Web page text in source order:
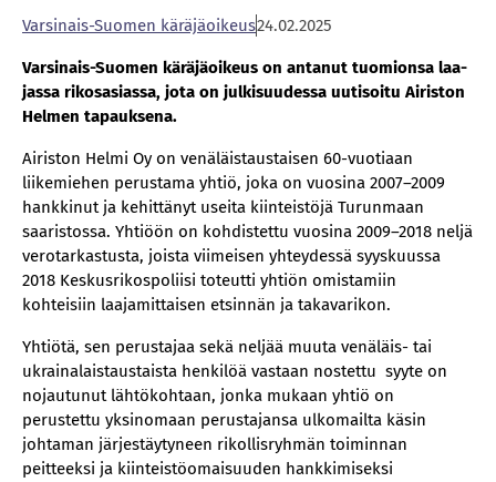
Var­si­nais-Suo­men kä­rä­jä­oi­keus24.02.2025
Var­si­nais-Suo­men kä­rä­jä­oi­keus on an­ta­nut tuo­mion­sa laa­
jas­sa ri­kos­asias­sa, jota on julkisuudessa uutisoitu Airiston
Helmen tapauksena.
Airiston Helmi Oy on venäläistaustaisen 60-vuotiaan
liikemiehen perustama yhtiö, joka on vuosina 2007–2009
hankkinut ja kehittänyt useita kiinteistöjä Turunmaan
saaristossa. Yhtiöön on kohdistettu vuosina 2009–2018 neljä
verotarkastusta, joista viimeisen yhteydessä syyskuussa
2018 Keskusrikospoliisi toteutti yhtiön omistamiin
kohteisiin laajamittaisen etsinnän ja takavarikon.
Yhtiötä, sen perustajaa sekä neljää muuta venäläis- tai
ukrainalaistaustaista henkilöä vastaan nostettu syyte on
nojautunut lähtökohtaan, jonka mukaan yhtiö on
perustettu yksinomaan perustajansa ulkomailta käsin
johtaman järjestäytyneen rikollisryhmän toiminnan
peitteeksi ja kiinteistöomaisuuden hankkimiseksi